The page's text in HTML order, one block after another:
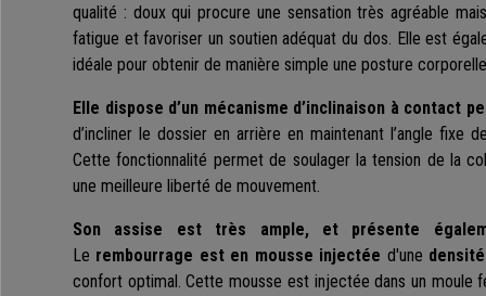
qualité : doux qui procure une sensation très agréable
fatigue et favoriser un soutien adéquat du dos. Elle est
idéale pour obtenir de manière simple une posture
Elle dispose d’un mécanisme d’inclinaison à contact
d’incliner le dossier en arrière en maintenant l’angle fixe
Cette fonctionnalité permet de soulager la tension de la
une meilleure liberté de mouvement.
Son assise est très ample, et présente
Le rembourrage est en mousse injectée d'une
confort optimal. Cette mousse est injectée dans un moule